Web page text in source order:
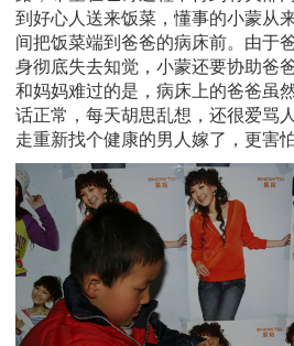
到好心人送来饭菜，懂事的小蒙从
间把饭菜端到爸爸的病床前。由于
身彻底失去知觉，小蒙还要协助爸
和妈妈难过的是，病床上的爸爸虽
话正常，每天胡思乱想，还很爱骂
走重新找个健康的男人嫁了，更害